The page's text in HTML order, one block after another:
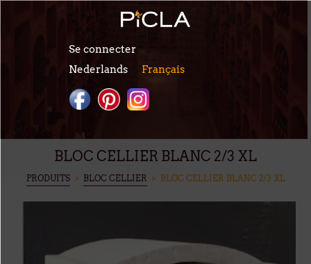
Se connecter
Nederlands
Français
BLOC CELLIER BLANC 2/3 XL
VOUS ÊTES ICI
PRODUITS> BLOC CELLIER > BLOC CELLIER BLANC 2/3 XL